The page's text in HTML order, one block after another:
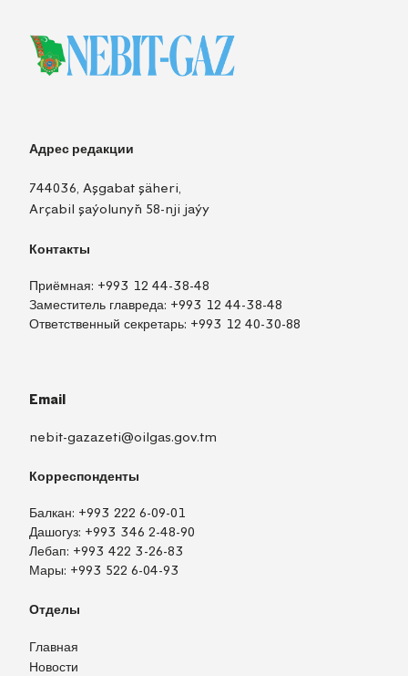
Адрес редакции
744036, Aşgabat şäheri,
Arçabil şaýolunyň 58-nji jaýy
Контакты
Приёмная: +993 12 44-38-48
Заместитель главреда: +993 12 44-38-48
Ответственный секретарь: +993 12 40-30-88
Email
nebit-gazazeti@oilgas.gov.tm
Корреспонденты
Балкан: +993 222 6-09-01
Дашогуз: +993 346 2-48-90
Лебап: +993 422 3-26-83
Мары: +993 522 6-04-93
Отделы
Главная
Новости